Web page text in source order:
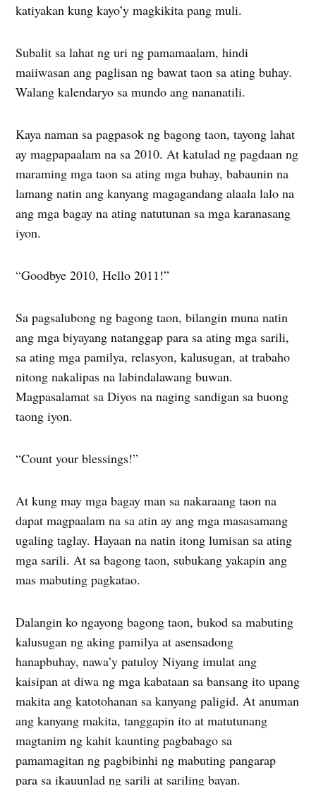
katiyakan kung kayo’y magkikita pang muli.
Subalit sa lahat ng uri ng pamamaalam, hindi
maiiwasan ang paglisan ng bawat taon sa ating buhay.
Walang kalendaryo sa mundo ang nananatili.
Kaya naman sa pagpasok ng bagong taon, tayong lahat
ay magpapaalam na sa 2010. At katulad ng pagdaan ng
maraming mga taon sa ating mga buhay, babaunin na
lamang natin ang kanyang magagandang alaala lalo na
ang mga bagay na ating natutunan sa mga karanasang
iyon.
“Goodbye 2010, Hello 2011!”
Sa pagsalubong ng bagong taon, bilangin muna natin
ang mga biyayang natanggap para sa ating mga sarili,
sa ating mga pamilya, relasyon, kalusugan, at trabaho
nitong nakalipas na labindalawang buwan.
Magpasalamat sa Diyos na naging sandigan sa buong
taong iyon.
“Count your blessings!”
At kung may mga bagay man sa nakaraang taon na
dapat magpaalam na sa atin ay ang mga masasamang
ugaling taglay. Hayaan na natin itong lumisan sa ating
mga sarili. At sa bagong taon, subukang yakapin ang
mas mabuting pagkatao.
Dalangin ko ngayong bagong taon, bukod sa mabuting
kalusugan ng aking pamilya at asensadong
hanapbuhay, nawa’y patuloy Niyang imulat ang
kaisipan at diwa ng mga kabataan sa bansang ito upang
makita ang katotohanan sa kanyang paligid. At anuman
ang kanyang makita, tanggapin ito at matutunang
magtanim ng kahit kaunting pagbabago sa
pamamagitan ng pagbibinhi ng mabuting pangarap
para sa ikauunlad ng sarili at sariling bayan.